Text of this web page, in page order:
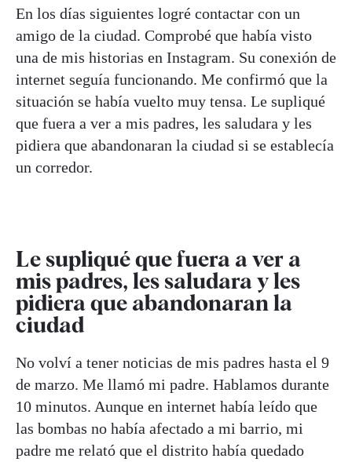
En los días siguientes logré contactar con un
amigo de la ciudad. Comprobé que había visto
una de mis historias en Instagram. Su conexión de
internet seguía funcionando. Me confirmó que la
situación se había vuelto muy tensa. Le supliqué
que fuera a ver a mis padres, les saludara y les
pidiera que abandonaran la ciudad si se establecía
un corredor.
Le supliqué que fuera a ver a
mis padres, les saludara y les
pidiera que abandonaran la
ciudad
No volví a tener noticias de mis padres hasta el 9
de marzo. Me llamó mi padre. Hablamos durante
10 minutos. Aunque en internet había leído que
las bombas no había afectado a mi barrio, mi
padre me relató que el distrito había quedado